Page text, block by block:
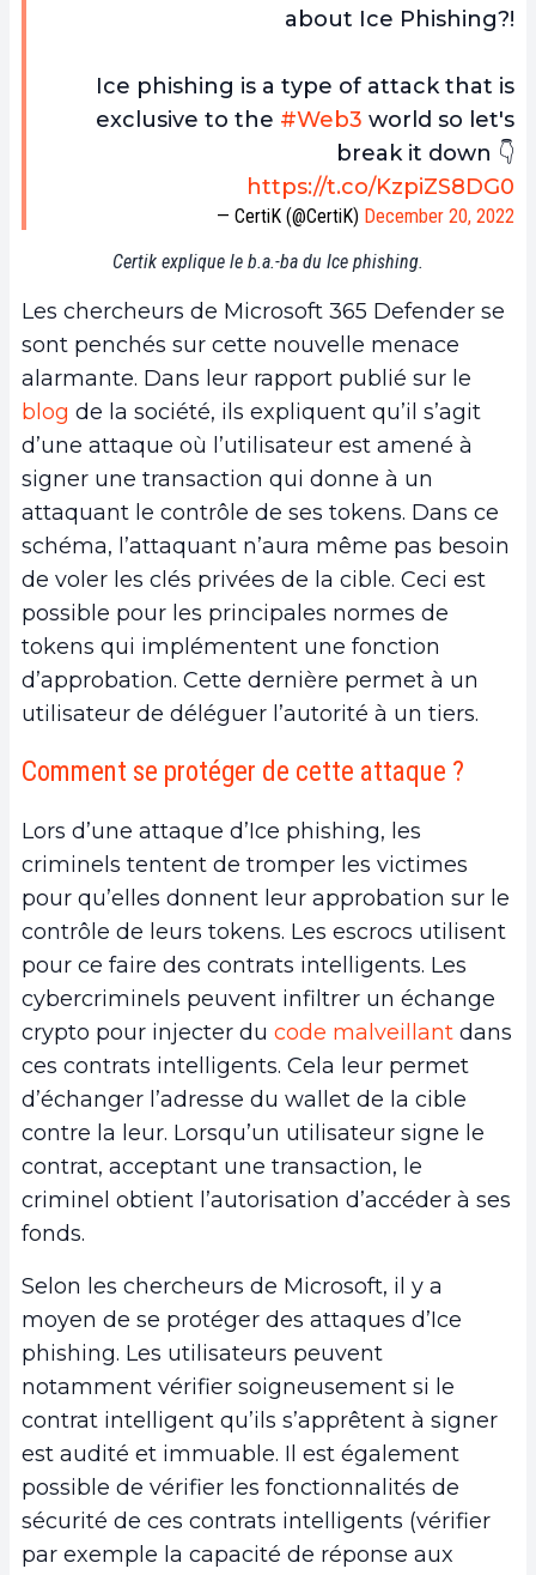
about Ice Phishing?!
Ice phishing is a type of attack that is
exclusive to the #Web3 world so let's
break it down 👇
https://t.co/KzpiZS8DG0
— CertiK (@CertiK) December 20, 2022
Certik explique le b.a.-ba du Ice phishing.
Les chercheurs de Microsoft 365 Defender se
sont penchés sur cette nouvelle menace
alarmante. Dans leur rapport publié sur le
blog de la société, ils expliquent qu’il s’agit
d’une attaque où l’utilisateur est amené à
signer une transaction qui donne à un
attaquant le contrôle de ses tokens. Dans ce
schéma, l’attaquant n’aura même pas besoin
de voler les clés privées de la cible. Ceci est
possible pour les principales normes de
tokens qui implémentent une fonction
d’approbation. Cette dernière permet à un
utilisateur de déléguer l’autorité à un tiers.
Comment se protéger de cette attaque ?
Lors d’une attaque d’Ice phishing, les
criminels tentent de tromper les victimes
pour qu’elles donnent leur approbation sur le
contrôle de leurs tokens. Les escrocs utilisent
pour ce faire des contrats intelligents. Les
cybercriminels peuvent infiltrer un échange
crypto pour injecter du code malveillant dans
ces contrats intelligents. Cela leur permet
d’échanger l’adresse du wallet de la cible
contre la leur. Lorsqu’un utilisateur signe le
contrat, acceptant une transaction, le
criminel obtient l’autorisation d’accéder à ses
fonds.
Selon les chercheurs de Microsoft, il y a
moyen de se protéger des attaques d’Ice
phishing. Les utilisateurs peuvent
notamment vérifier soigneusement si le
contrat intelligent qu’ils s’apprêtent à signer
est audité et immuable. Il est également
possible de vérifier les fonctionnalités de
sécurité de ces contrats intelligents (vérifier
par exemple la capacité de réponse aux